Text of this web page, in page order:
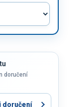
doručení
doručení